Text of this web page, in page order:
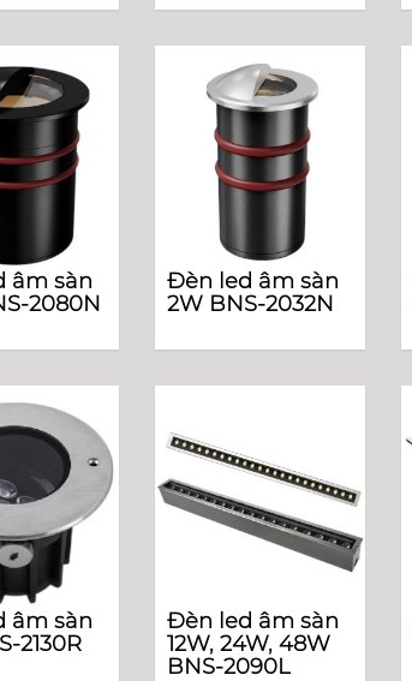
âm sàn
2080N
Đèn led âm sàn
2W BNS-2032N
âm sàn
2130R
Đèn led âm sàn
12W, 24W, 48W
BNS-2090L